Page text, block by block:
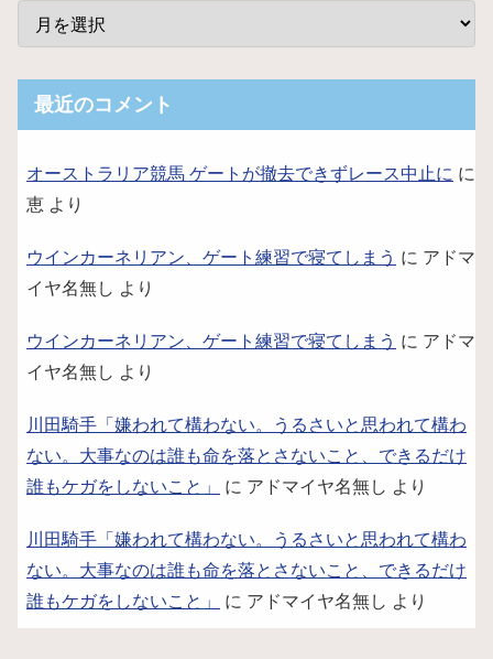
最近のコメント
オーストラリア競馬 ゲートが撤去できずレース中止に に
恵 より
ウインカーネリアン、ゲート練習で寝てしまう に アドマ
イヤ名無し より
ウインカーネリアン、ゲート練習で寝てしまう に アドマ
イヤ名無し より
川田騎手「嫌われて構わない。うるさいと思われて構わ
ない。大事なのは誰も命を落とさないこと、できるだけ
誰もケガをしないこと」
に アドマイヤ名無し より
川田騎手「嫌われて構わない。うるさいと思われて構わ
ない。大事なのは誰も命を落とさないこと、できるだけ
誰もケガをしないこと」
に アドマイヤ名無し より